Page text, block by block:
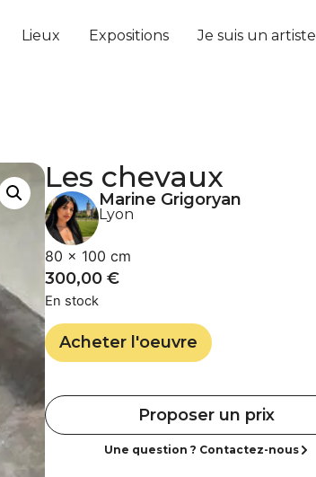
Lieux Expositions Je suis un artiste
Les chevaux
Marine Grigoryan
Lyon
80 × 100 cm
300,00 €
En stock
Acheter l'oeuvre
Proposer un prix
Une question ? Contactez-nous